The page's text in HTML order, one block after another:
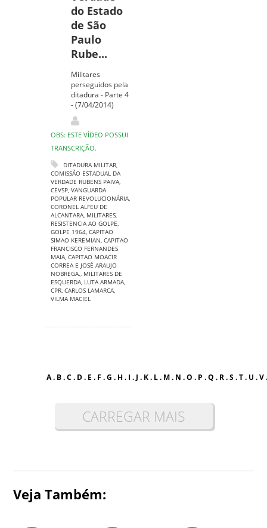
do Estado
de São
Paulo
Rube...
Militares
perseguidos pela
ditadura - Parte 4
- (7/04/2014)
OBS: ESTE VÍDEO POSSUI
TRANSCRIÇÃO.
DITADURA MILITAR,
COMISSÃO ESTADUAL DA
VERDADE RUBENS PAIVA,
CEVSP, VANGUARDA
POPULAR REVOLUCIONÁRIA,
CORONEL ALFEU DE
ALCANTARA, MILITARES,
RESISTENCIA AO GOLPE,
GOLPE 1964, CAPITAO
SIMAO KEREMIAN, CAPITAO
FRANCISCO FERNANDES
MAIA, CAPITAO MOACIR
CORREA E JOSÉ ARAUJO
NOBREGA., MILITARES DE
ESQUERDA, LUTA ARMADA,
CPR, CARLOS LAMARCA,
VILMA MACIEL
A. B.C . D. E . F .G . H. I . J . K. L. M. N .O . P .Q . R.S.T. U .V.
CARREGAR MAIS
Veja Também: